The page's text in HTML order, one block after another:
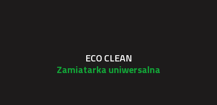
ECO CLEAN
Zamiatarka uniwersalna